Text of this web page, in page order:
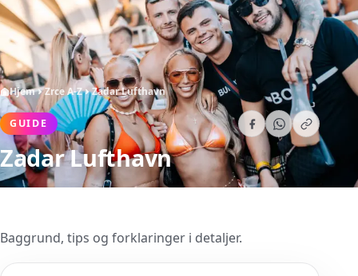
2 OK
Hjem Zrce A-Z Zadar Lufthavn
GUIDE
Zadar Lufthavn
Baggrund, tips og forklaringer i detaljer.